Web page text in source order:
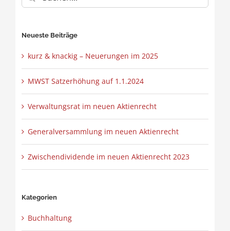
nach:
Neueste Beiträge
kurz & knackig – Neuerungen im 2025
MWST Satzerhöhung auf 1.1.2024
Verwaltungsrat im neuen Aktienrecht
Generalversammlung im neuen Aktienrecht
Zwischendividende im neuen Aktienrecht 2023
Kategorien
Buchhaltung